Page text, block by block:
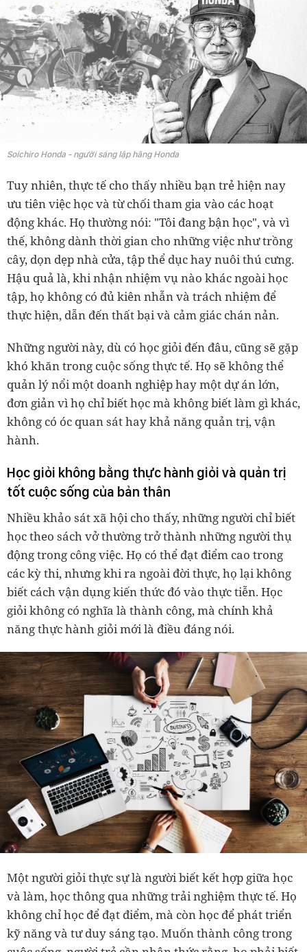
Soichiro Honda - người sáng lập hãng Honda
Tuy nhiên, thực tế cho thấy nhiều bạn trẻ hiện nay
ưu tiên việc học và từ chối tham gia vào các hoạt
động khác. Họ thường nói: "Tôi đang bận học", và vì
thế, không dành thời gian cho những việc như trồng
cây, dọn dẹp nhà cửa, tập thể dục hay nuôi thú cưng.
Hậu quả là, khi nhận nhiệm vụ nào khác ngoài học
tập, họ không có đủ kiên nhẫn và trách nhiệm để
thực hiện, dẫn đến thất bại và cảm giác chán nản.
Những người này, dù có học giỏi đến đâu, cũng sẽ gặp
khó khăn trong cuộc sống thực tế. Họ sẽ không thể
quản lý nổi một doanh nghiệp hay một dự án lớn,
đơn giản vì họ chỉ biết học mà không biết làm gì khác,
không có óc quan sát hay khả năng quản trị, vận
hành.
Học giỏi không bằng thực hành giỏi và quản trị
tốt cuộc sống của bản thân
Nhiều khảo sát xã hội cho thấy, những người chỉ biết
học theo sách vở thường trở thành những người thụ
động trong công việc. Họ có thể đạt điểm cao trong
các kỳ thi, nhưng khi ra ngoài đời thực, họ lại không
biết cách vận dụng kiến thức đó vào thực tiễn. Học
giỏi không có nghĩa là thành công, mà chính khả
năng thực hành giỏi mới là điều đáng nói.
Một người giỏi thực sự là người biết kết hợp giữa học
và làm, học thông qua những trải nghiệm thực tế. Họ
không chỉ học để đạt điểm, mà còn học để phát triển
kỹ năng và tư duy sáng tạo. Muốn thành công trong